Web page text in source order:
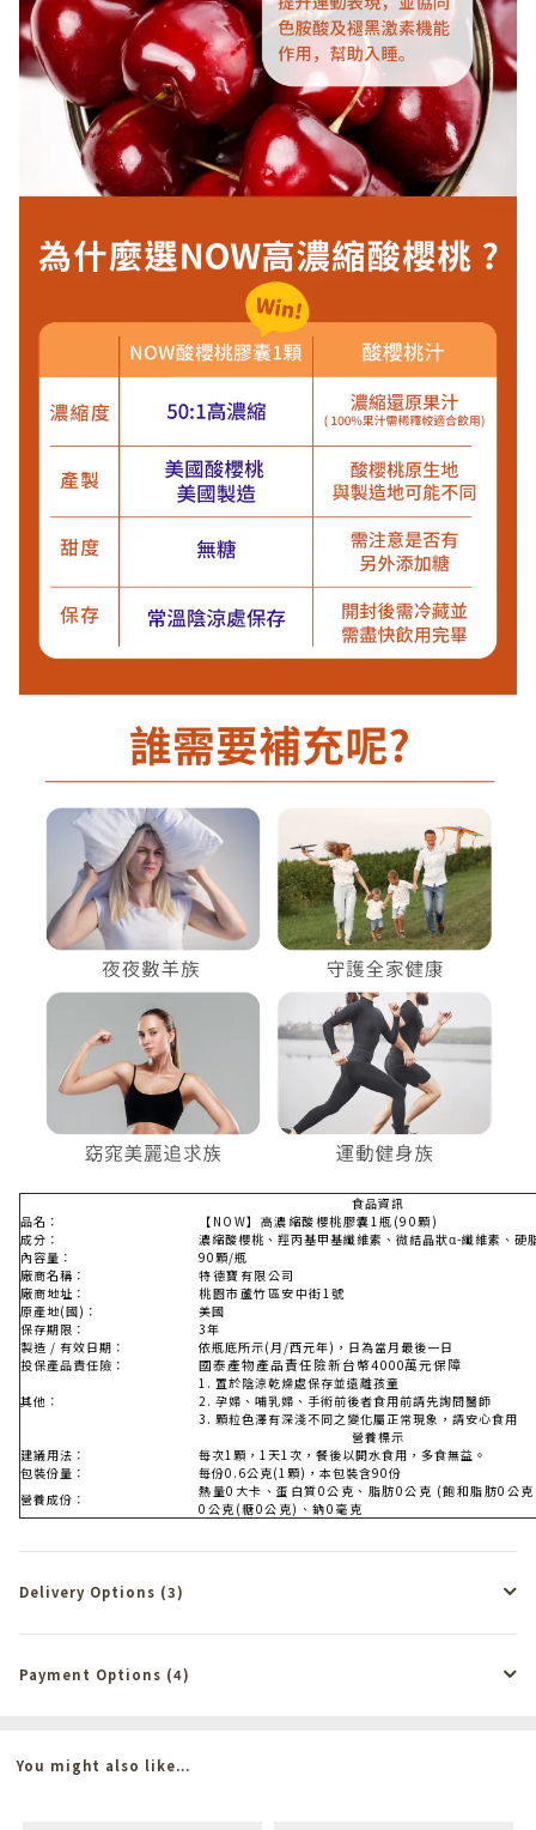
食品資訊
品名：
【NOW】高濃縮酸櫻桃膠囊1瓶(90顆)
成分：
濃縮酸櫻桃、羥丙基甲基纖維素、微結晶狀α-纖維素、硬
內容量：
90顆/瓶
廠商名稱：
特德寶有限公司
廠商地址：
桃園市蘆竹區安中街1號
原產地(國)：
美國
保存期限：
3年
製造 / 有效日期：
依瓶底所示(月/西元年)，日為當月最後一日
投保產品責任險：
國泰產物 產品責任 險新台幣4000萬元保障
其他：
1. 置於陰涼乾燥處保存並遠離孩童
2. 孕婦、哺乳婦、手術前後者食用前請先詢問醫師
3. 顆粒色澤有深淺不同之變化屬正常現象，請安心食用
營養標示
建議用法：
每次1顆，1天1次，餐後以開水食用，多食無益。
包裝份量：
每份0.6公克(1顆)，本包裝含90份
營養成份：
熱量0大卡、蛋白質0公克、脂肪0公克 (飽和脂肪0公
0公克(糖0公克)、鈉0毫克
Delivery Options (3)
Payment Options (4)
You might also like...